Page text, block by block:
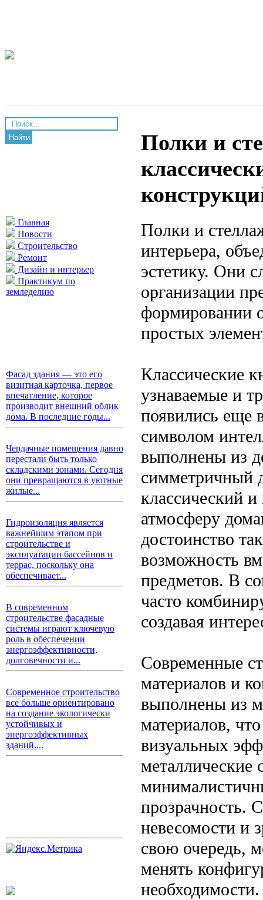
Найти
Главная
Новости
Строительство
Ремонт
Дизайн и интерьер
Практикум по
земледелию
Фасад здания — это его
визитная карточка, первое
впечатление, которое
производит внешний облик
дома. В последние годы...
Чердачные помещения давно
перестали быть только
складскими зонами. Сегодня
они превращаются в уютные
жилые...
Гидроизоляция является
важнейшим этапом при
строительстве и
эксплуатации бассейнов и
террас, поскольку она
обеспечивает...
В современном
строительстве фасадные
системы играют ключевую
роль в обеспечении
энергоэффективности,
долговечности и...
Современное строительство
все больше ориентировано
на создание экологически
устойчивых и
энергоэффективных
зданий....
Полки и
Полки и
интерьера,
эстетику. Они
организации
формировании
простых
Классические
узнаваемые и
появились еще
символом
выполнены из
симметричный
классический
атмосферу
достоинство
возможность
предметов. В
часто
создавая
Современные
материалов и
выполнены из
материалов,
визуальных
прозрачность.
невесомости и
свою очередь,
менять
необходимости.